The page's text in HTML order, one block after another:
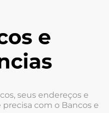
seus endereços e
com o Bancos e